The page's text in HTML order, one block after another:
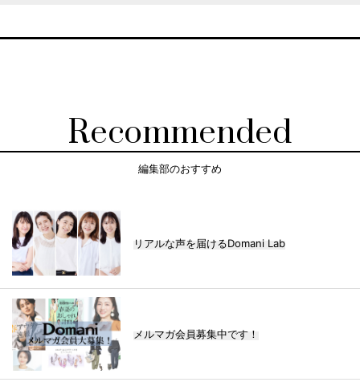
Recommended
編集部のおすすめ
リアルな声を届けるDomani Lab
メルマガ会員募集中です！